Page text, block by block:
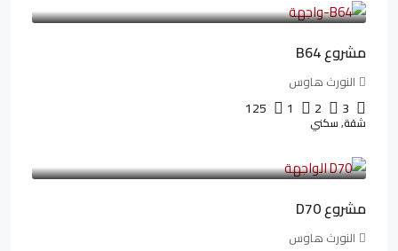
مشروع B64
النورث هاوس
3
2
1
125
شقة, سكني
مشروع D70
النورث هاوس